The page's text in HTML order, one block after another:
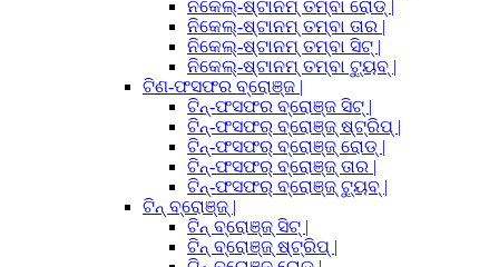
ନିକେଲ୍-ଷ୍ଟାନମ୍ ତମ୍ବା ରୋଡ୍ |
ନିକେଲ୍-ଷ୍ଟାନମ୍ ତମ୍ବା ତାର |
ନିକେଲ୍-ଷ୍ଟାନମ୍ ତମ୍ବା ସିଟ୍ |
ନିକେଲ୍-ଷ୍ଟାନମ୍ ତମ୍ବା ଟ୍ୟୁବ୍ |
ଟିଣ-ଫସଫର ବ୍ରୋଞ୍ଜ |
ଟିନ୍-ଫସଫର ବ୍ରୋଞ୍ଜ ସିଟ୍ |
ଟିନ୍-ଫସଫର୍ ବ୍ରୋଞ୍ଜ୍ ଷ୍ଟ୍ରିପ୍ |
ଟିନ୍-ଫସଫର୍ ବ୍ରୋଞ୍ଜ୍ ରୋଡ୍ |
ଟିନ୍-ଫସଫର୍ ବ୍ରୋଞ୍ଜ୍ ତାର |
ଟିନ୍-ଫସଫର୍ ବ୍ରୋଞ୍ଜ୍ ଟ୍ୟୁବ୍ |
ଟିନ୍ ବ୍ରୋଞ୍ଜ୍ |
ଟିନ୍ ବ୍ରୋଞ୍ଜ୍ ସିଟ୍ |
ଟିନ୍ ବ୍ରୋଞ୍ଜ୍ ଷ୍ଟ୍ରିପ୍ |